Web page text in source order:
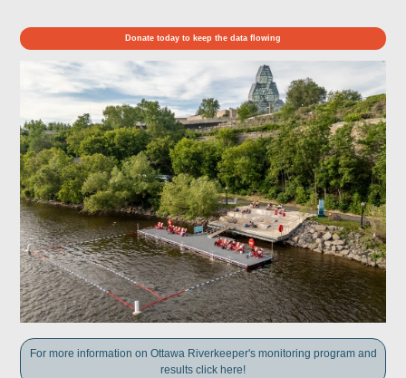
Donate today to keep the data flowing
For more information on Ottawa Riverkeeper's monitoring program and
results click here!